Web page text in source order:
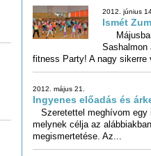
2012. június
Ismét
fitness Party! A nagy sikerre
2012. május 21.
Ingyenes előadás és
Szeretettel meghívom egy
melynek célja az
megismertetése. Az...